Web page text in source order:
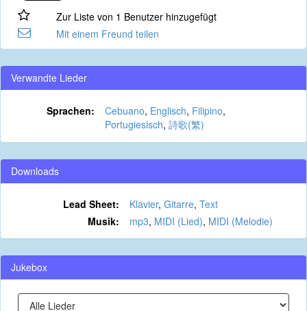
Zur Liste von 1 Benutzer hinzugefügt
Mit einem Freund teilen
Verwandte Lieder
Sprachen: Cebuano, Englisch, Filipino,
Portugiesisch, 詩歌(繁)
Downloads
Lead Sheet: Klavier, Gitarre, Text
Musik:
mp3, MIDI (Lied), MIDI (Melodie)
Jukebox